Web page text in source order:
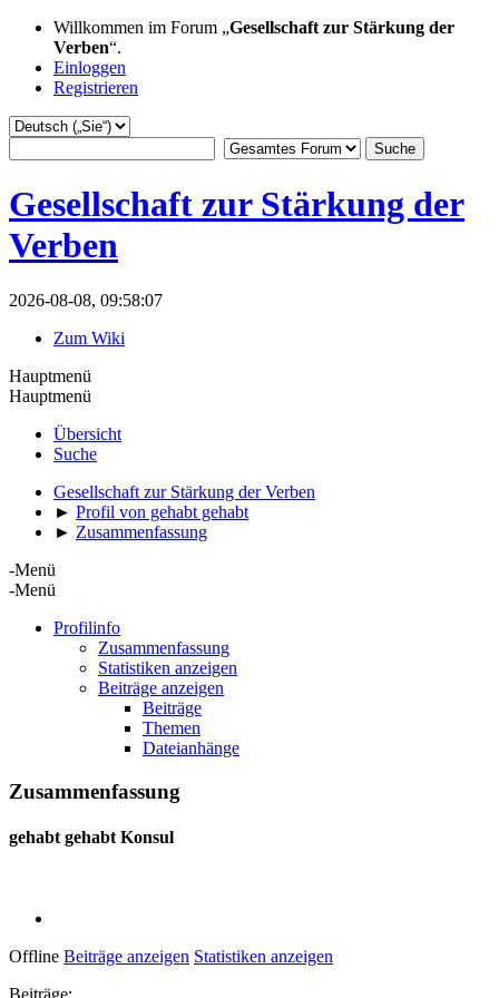
Willkommen im Forum „Gesellschaft zur Stärkung der
Verben“.
Einloggen
Registrieren
Gesellschaft zur Stärkung der
Verben
2026-08-08, 09:58:07
Zum Wiki
Hauptmenü
Hauptmenü
Übersicht
Suche
Gesellschaft zur Stärkung der Verben
► Profil von gehabt gehabt
► Zusammenfassung
-Menü
-Menü
Profilinfo
Zusammenfassung
Statistiken anzeigen
Beiträge anzeigen
Beiträge
Themen
Dateianhänge
Zusammenfassung
gehabt gehabt Konsul
Offline Beiträge anzeigen Statistiken anzeigen